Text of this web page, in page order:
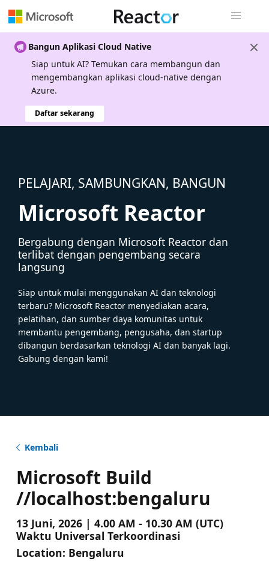
Bangun Aplikasi Cloud Native
Siap untuk AI? Temukan cara membangun dan
mengembangkan aplikasi cloud-native dengan
Azure.
Daftar sekarang
PELAJARI, SAMBUNGKAN, BANGUN
Microsoft Reactor
Bergabung dengan Microsoft Reactor dan
terlibat dengan pengembang secara
langsung
Siap untuk mulai menggunakan AI dan teknologi
terbaru? Microsoft Reactor menyediakan acara,
pelatihan, dan sumber daya komunitas untuk
membantu pengembang, pengusaha, dan startup
dibangun berdasarkan teknologi AI dan banyak lagi.
Gabung dengan kami!
Kembali
Microsoft Build
//localhost:bengaluru
13 Juni, 2026 | 4.00 AM - 10.30 AM (UTC)
Waktu Universal Terkoordinasi
Location: Bengaluru